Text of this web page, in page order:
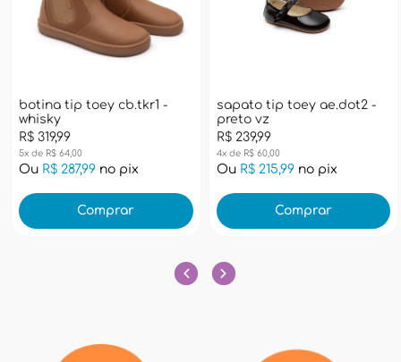
botina tip toey cb.tkr1 -
whisky
R$ 319,99
5x de R$ 64,00
Ou R$ 287,99 no pix
Comprar
sapato tip toey ae.dot2 -
preto vz
R$ 239,99
4x de R$ 60,00
Ou R$ 215,99no pix
Comprar